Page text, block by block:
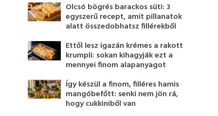
Olcsó bögrés barackos süti: 3
egyszerű recept, amit pillanatok
alatt összedobhatsz fillérekből
Ettől lesz igazán krémes a rakott
krumpli: sokan kihagyják ezt a
mennyei finom alapanyagot
Így készül a finom, filléres hamis
mangóbefőtt: senki nem jön rá,
hogy cukkiniből van